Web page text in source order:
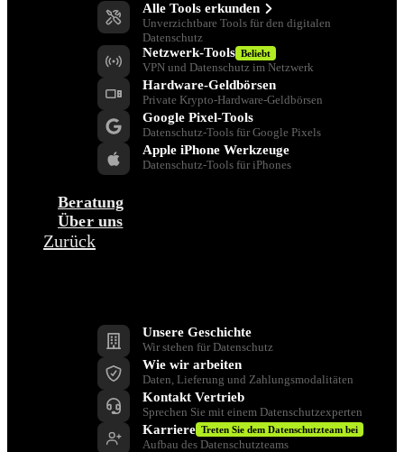
Alle Tools erkunden
Unverzichtbare Tools für den digitalen
Datenschutz
Netzwerk-Tools Beliebt
VPN und Datenschutz im Netzwerk
Hardware-Geldbörsen
Private Krypto-Hardware-Geldbörsen
Google Pixel-Tools
Datenschutz-Tools für Google Pixels
Apple iPhone Werkzeuge
Datenschutz-Tools für iPhones
Beratung
Über uns
Zurück
Unsere Geschichte
Wir stehen für Datenschutz
Wie wir arbeiten
Daten, Lieferung und Zahlungsmodalitäten
Kontakt Vertrieb
Sprechen Sie mit einem Datenschutzexperten
Karriere Treten Sie dem Datenschutzteam bei
Aufbau des Datenschutzteams